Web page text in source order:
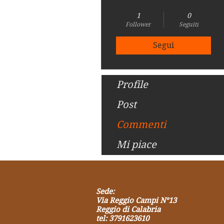
1
Follower
0
Seguiti
Segui
Profile
Post
Commenti
Mi piace
Sede:
Via Reggio Campi N°13
Reggio di Calabria
tel: 3791623610